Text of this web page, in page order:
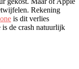
Rekening
is dit verlies
de crash natuurlijk